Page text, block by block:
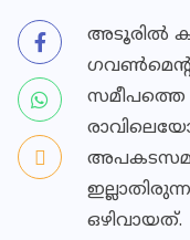
അടൂരില്‍
ഒഴിവായത്.